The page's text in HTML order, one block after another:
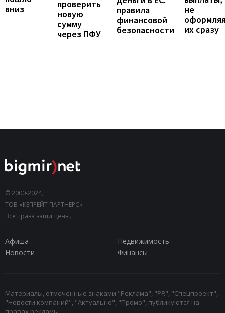
вниз
проверить
новую
сумму
через ПФУ
правила
финансовой
безопасности
не
их сразу
© 2000-2024,
ТОВ «КЕПРЕЙТ ПАРТНЕРС».
Все права защищены.
Афиша
Недвижимость
Новости
Финансы
Материалы, отмеченные знаками "Реклама", "PR", "Спецпроект",
"Новости компаний", "Актуально", "Промо", публикуются на